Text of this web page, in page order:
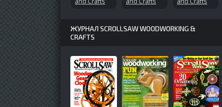
ЖУРНАЛ SCROLLSAW WOODWORKING &
CRAFTS